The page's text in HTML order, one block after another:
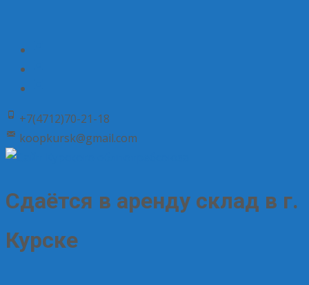
+7(4712)70-21-18
koopkursk@gmail.com
Сдаётся в аренду склад в г.
Курске